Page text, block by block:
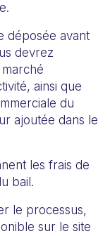
déposée avant
devrez
ainsi que
du
ajoutée dans le
les frais de
bail.
le processus,
sur le site